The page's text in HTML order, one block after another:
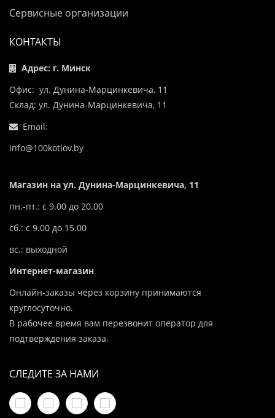
Сервисные организации
КОНТАКТЫ
Адрес: г. Минск
Офис: ул. Дунина-Марцинкевича, 11
Склад: ул. Дунина-Марцинкевича, 11
Email:
info@100kotlov.by
Магазин на ул. Дунина-Марцинкевича, 11
пн.-пт.: с 9.00 до 20.00
сб.: с 9.00 до 15.00
вс.: выходной
Интернет-магазин
Онлайн-заказы через корзину принимаются
круглосуточно.
В рабочее время вам перезвонит оператор для
подтверждения заказа.
СЛЕДИТЕ ЗА НАМИ